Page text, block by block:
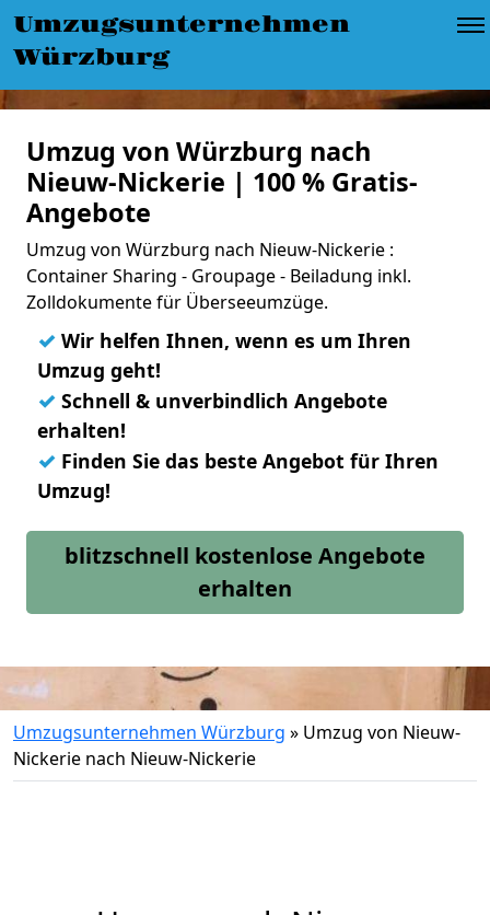
Umzugsunternehmen
Würzburg
Umzug von Würzburg nach
Nieuw-Nickerie | 100 % Gratis-
Angebote
Umzug von Würzburg nach Nieuw-Nickerie :
Container Sharing - Groupage - Beiladung inkl.
Zolldokumente für Überseeumzüge.
✓ Wir helfen Ihnen, wenn es um Ihren
Umzug geht!
✓ Schnell & unverbindlich Angebote
erhalten!
✓ Finden Sie das beste Angebot für Ihren
Umzug!
blitzschnell kostenlose Angebote
erhalten
Umzugsunternehmen Würzburg » Umzug von Nieuw-
Nickerie nach Nieuw-Nickerie